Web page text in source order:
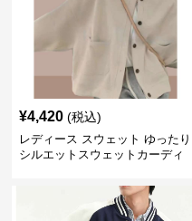
¥4,420 (税込)
レディース スウェット ゆったり
シルエットスウェットカーディ